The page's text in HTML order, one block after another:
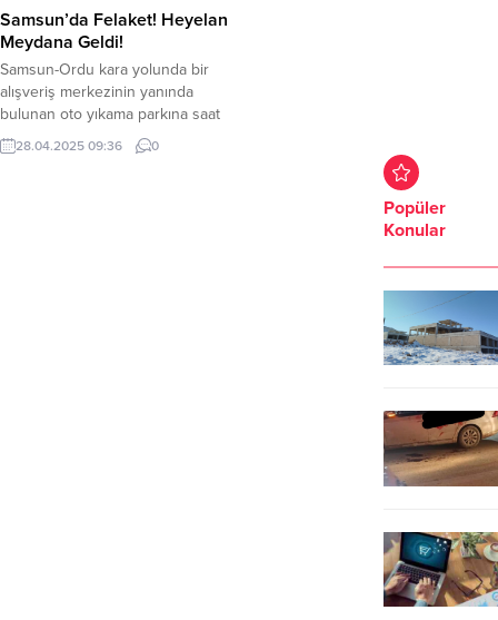
Samsun’da Felaket! Heyelan
Meydana Geldi!
Samsun-Ordu kara yolunda bir
alışveriş merkezinin yanında
bulunan oto yıkama parkına saat
23.00 sıralarında toprak kayması
meydana geldi. Toprak kayması
28.04.2025 09:36 0
Popüler
Konular